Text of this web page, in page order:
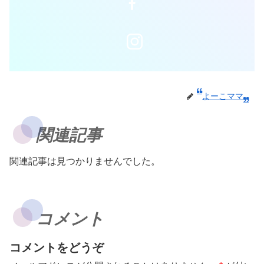
よーこママ
関連記事
関連記事は見つかりませんでした。
コメント
コメントをどうぞ